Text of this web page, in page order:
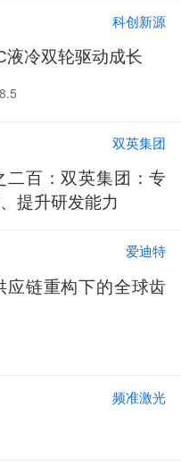
科创新源
液冷双轮驱动成长
双英集团
二百：双英集团：专
提升研发能力
爱迪特
应链重构下的全球齿
频准激光